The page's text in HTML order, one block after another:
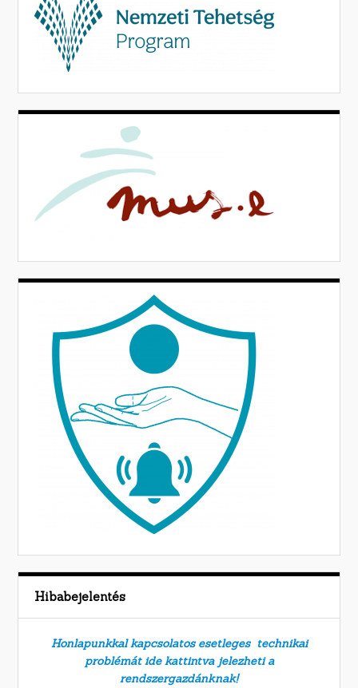
Hibabejelentés
Honlapunkkal kapcsolatos esetleges technikai
problémát ide kattintva jelezheti a
rendszergazdánknak!